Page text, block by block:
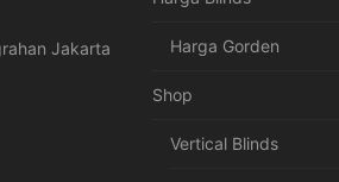
Jakarta
Harga Gorden
Shop
Vertical Blinds